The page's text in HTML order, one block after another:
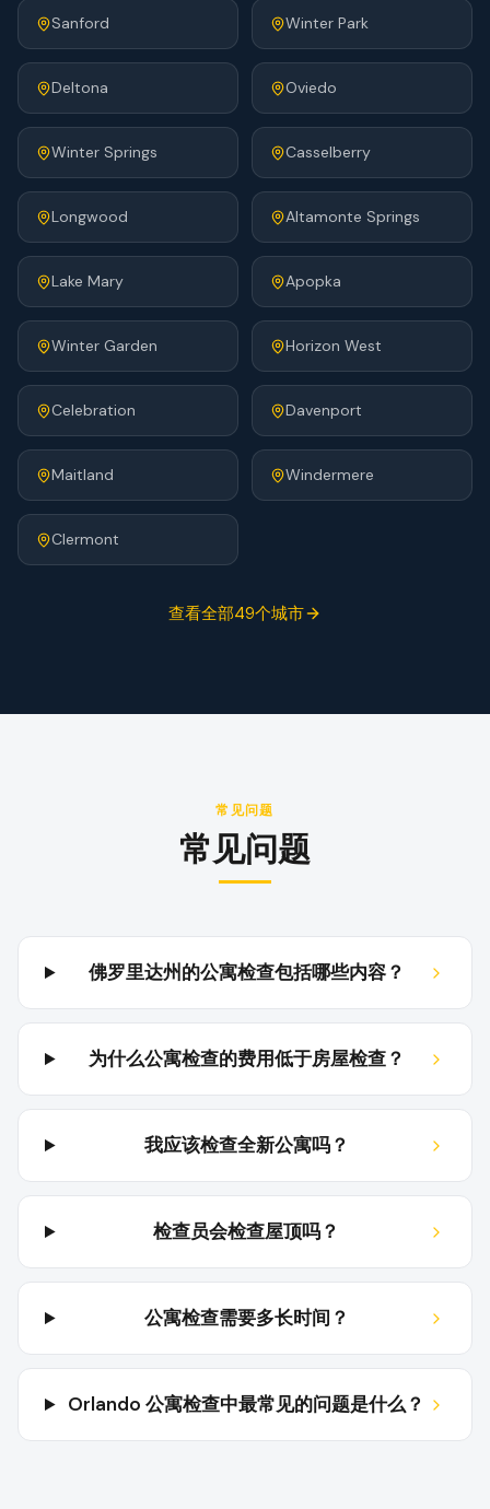
Sanford Winter Park
Deltona Oviedo
Winter Springs Casselberry
Longwood Altamonte Springs
Lake Mary Apopka
Winter Garden Horizon West
Celebration Davenport
Maitland Windermere
Clermont
查看全部49个城市
常见问题
常见问题
佛罗里达州的公寓检查包括哪些内容？
为什么公寓检查的费用低于房屋检查？
我应该检查全新公寓吗？
检查员会检查屋顶吗？
公寓检查需要多长时间？
Orlando 公寓检查中最常见的问题是什么？